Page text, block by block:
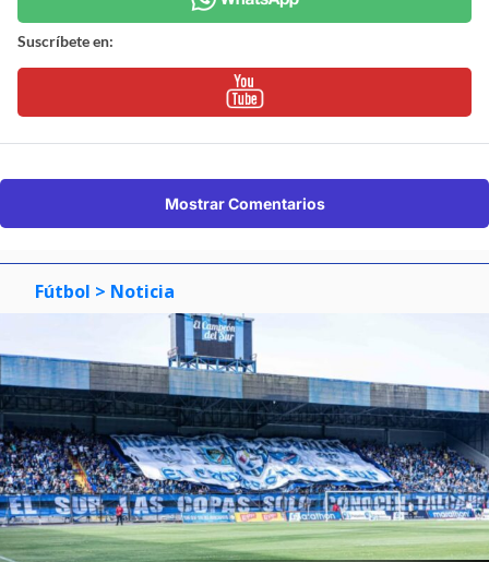
Suscríbete en:
Mostrar Comentarios
Fútbol > Noticia